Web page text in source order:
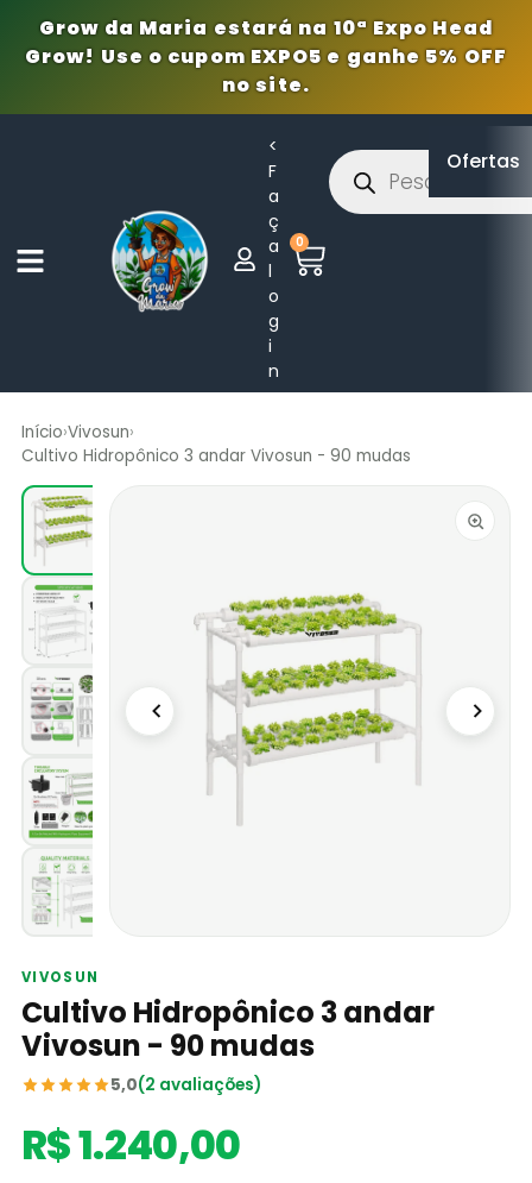
Grow da Maria estará na 10ª Expo Head
Grow! Use o cupom EXPO5 e ganhe 5% OFF
no site.
<
F
a
ç
a
l
o
g
i
n
0
Ofertas
Início›Vivosun›
Cultivo Hidropônico 3 andar Vivosun - 90 mudas
VIVOSUN
Cultivo Hidropônico 3 andar
Vivosun - 90 mudas
5,0(2 avaliações)
R$ 1.240,00